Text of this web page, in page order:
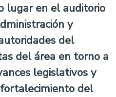
lugar en el auditorio
y
del
del área en torno a
legislativos y
del